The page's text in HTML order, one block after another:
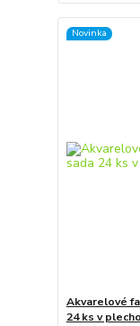
Novinka
Akvarelové
24 ks v